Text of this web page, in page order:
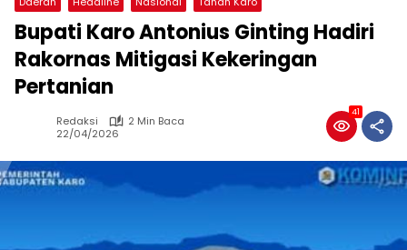
Bupati Karo Antonius Ginting Hadiri
Rakornas Mitigasi Kekeringan
Pertanian
Redaksi
2 Min Baca
22/04/2026
41